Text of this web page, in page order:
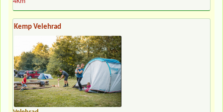
Kemp Velehrad